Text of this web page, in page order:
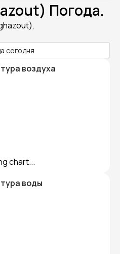
Погода.
сегодня
воздуха
chart...
воды